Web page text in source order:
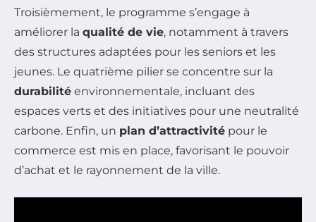
Troisièmement, le programme s’engage à
améliorer la qualité de vie, notamment à travers
des structures adaptées pour les seniors et les
jeunes. Le quatrième pilier se concentre sur la
durabilité environnementale, incluant des
espaces verts et des initiatives pour une neutralité
carbone. Enfin, un plan d’attractivité pour le
commerce est mis en place, favorisant le pouvoir
d’achat et le rayonnement de la ville.